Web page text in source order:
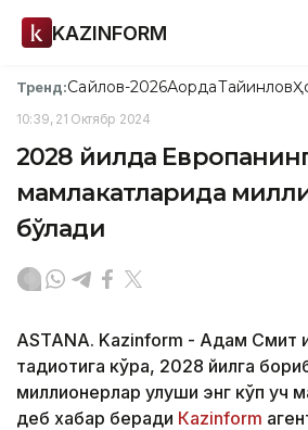
KAZINFORM
Тренд:Сайлов-2026АқордаТайинлов
10:39, 21 Октябр 2024
2028 йилда Европанинг
мамлакатларида
бўлади
ASTANA. Kazinform - Адам Смит
тадқиқотига кўра, 2028 йилга
миллионерлар улуши энг кўп уч
деб хабар беради Кazinform